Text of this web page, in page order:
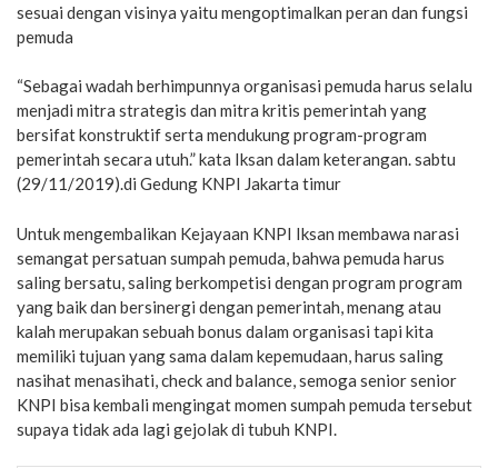
sesuai dengan visinya yaitu mengoptimalkan peran dan fungsi
pemuda
“Sebagai wadah berhimpunnya organisasi pemuda harus selalu
menjadi mitra strategis dan mitra kritis pemerintah yang
bersifat konstruktif serta mendukung program-program
pemerintah secara utuh.” kata Iksan dalam keterangan. sabtu
(29/11/2019).di Gedung KNPI Jakarta timur
Untuk mengembalikan Kejayaan KNPI Iksan membawa narasi
semangat persatuan sumpah pemuda, bahwa pemuda harus
saling bersatu, saling berkompetisi dengan program program
yang baik dan bersinergi dengan pemerintah, menang atau
kalah merupakan sebuah bonus dalam organisasi tapi kita
memiliki tujuan yang sama dalam kepemudaan, harus saling
nasihat menasihati, check and balance, semoga senior senior
KNPI bisa kembali mengingat momen sumpah pemuda tersebut
supaya tidak ada lagi gejolak di tubuh KNPI.